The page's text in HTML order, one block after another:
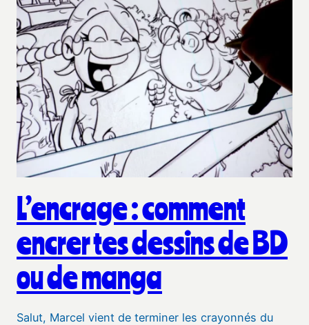
L’encrage : comment
encrer tes dessins de BD
ou de manga
Salut, Marcel vient de terminer les crayonnés du